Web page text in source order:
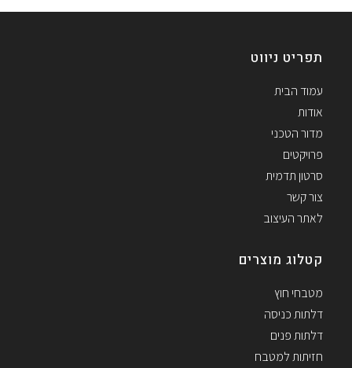
תפריט ניווט
עמוד הבית
אודות
מדור הטכני
פרויקטים
סרטון תדמית
צור קשר
לאתר העיצוב
קטלוג מוצרים
מטבחי חוץ
דלתות כניסה
דלתות פנים
חזיתות למטבח